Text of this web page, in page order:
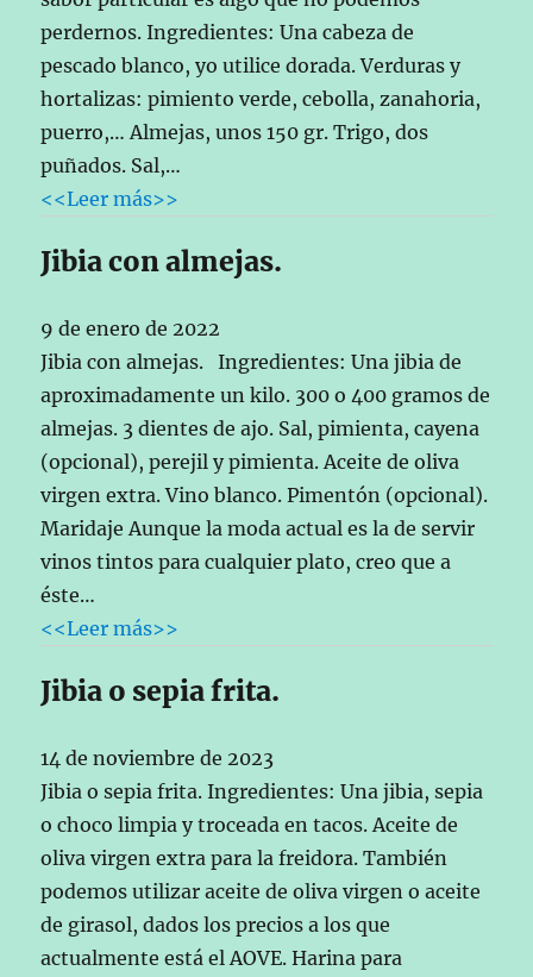
perdernos. Ingredientes: Una cabeza de
pescado blanco, yo utilice dorada. Verduras y
hortalizas: pimiento verde, cebolla, zanahoria,
puerro,… Almejas, unos 150 gr. Trigo, dos
puñados. Sal,…
<<Leer más>>
Jibia con almejas.
9 de enero de 2022
Jibia con almejas. Ingredientes: Una jibia de
aproximadamente un kilo. 300 o 400 gramos de
almejas. 3 dientes de ajo. Sal, pimienta, cayena
(opcional), perejil y pimienta. Aceite de oliva
virgen extra. Vino blanco. Pimentón (opcional).
Maridaje Aunque la moda actual es la de servir
vinos tintos para cualquier plato, creo que a
éste…
<<Leer más>>
Jibia o sepia frita.
14 de noviembre de 2023
Jibia o sepia frita. Ingredientes: Una jibia, sepia
o choco limpia y troceada en tacos. Aceite de
oliva virgen extra para la freidora. También
podemos utilizar aceite de oliva virgen o aceite
de girasol, dados los precios a los que
actualmente está el AOVE. Harina para